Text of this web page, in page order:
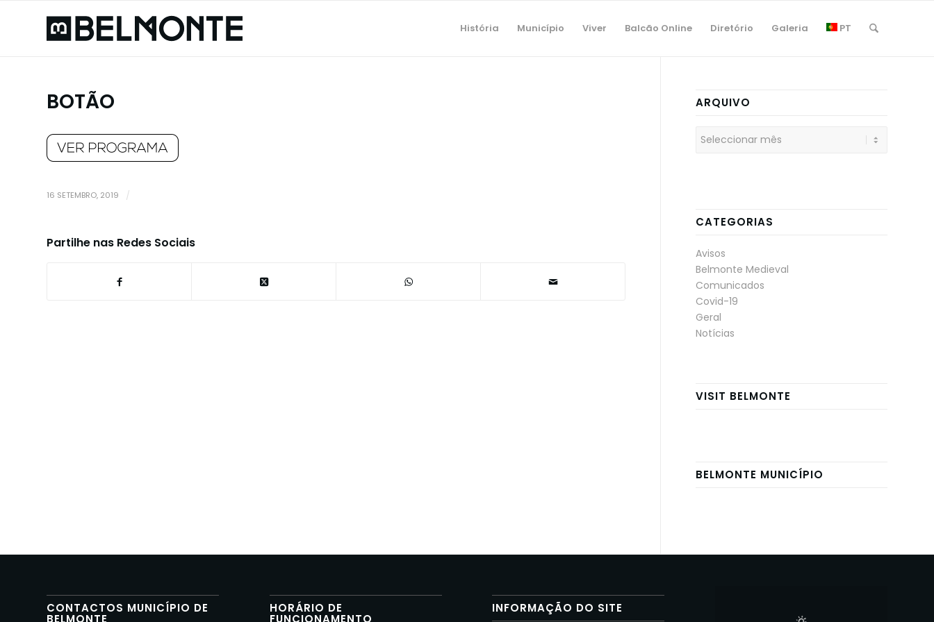
História Município Viver Balcão Online Diretório Galeria PT
BOTÃO
16 SETEMBRO, 2019 /
Partilhe nas Redes Sociais
ARQUIVO
CATEGORIAS
Avisos
Belmonte Medieval
Comunicados
Covid-19
Geral
Notícias
VISIT BELMONTE
BELMONTE MUNICÍPIO
CONTACTOS MUNICÍPIO DE
BELMONTE
HORÁRIO DE
FUNCIONAMENTO
INFORMAÇÃO DO SITE